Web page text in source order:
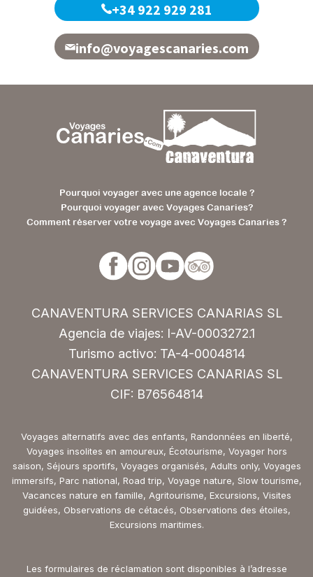
+34 922 929 281
info@voyagescanaries.com
Pourquoi voyager avec une agence locale ?
Pourquoi voyager avec Voyages Canaries?
Comment réserver votre voyage avec Voyages Canaries ?
CANAVENTURA SERVICES CANARIAS SL
Agencia de viajes: I-AV-0003272.1
Turismo activo: TA-4-0004814
CANAVENTURA SERVICES CANARIAS SL
CIF: B76564814
Voyages alternatifs avec des enfants, Randonnées en liberté,
Voyages insolites en amoureux, Écotourisme, Voyager hors
saison, Séjours sportifs, Voyages organisés, Adults only, Voyages
immersifs, Parc national, Road trip, Voyage nature, Slow tourisme,
Vacances nature en famille, Agritourisme, Excursions, Visites
guidées, Observations de cétacés, Observations des étoiles,
Excursions maritimes.
Les formulaires de réclamation sont disponibles à l’adresse